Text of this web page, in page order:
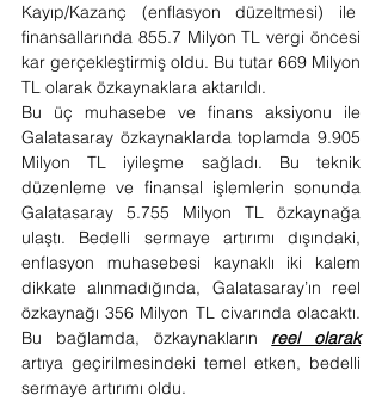
Kayıp/Kazanç (enflasyon düzeltmesi) ile
finansallarında 855.7 Milyon TL vergi öncesi
kar gerçekleştirmiş oldu. Bu tutar 669 Milyon
TL olarak özkaynaklara aktarıldı.
Bu üç muhasebe ve finans aksiyonu ile
Galatasaray özkaynaklarda toplamda 9.905
Milyon TL iyileşme sağladı. Bu teknik
düzenleme ve finansal işlemlerin sonunda
Galatasaray 5.755 Milyon TL özkaynağa
ulaştı. Bedelli sermaye artırımı dışındaki,
enflasyon muhasebesi kaynaklı iki kalem
dikkate alınmadığında, Galatasaray’ın reel
özkaynağı 356 Milyon TL civarında olacaktı.
Bu bağlamda, özkaynakların reel olarak
artıya geçirilmesindeki temel etken, bedelli
sermaye artırımı oldu.